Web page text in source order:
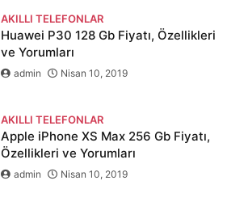
AKILLI TELEFONLAR
Huawei P30 128 Gb Fiyatı, Özellikleri
ve Yorumları
admin Nisan 10, 2019
AKILLI TELEFONLAR
Apple iPhone XS Max 256 Gb Fiyatı,
Özellikleri ve Yorumları
admin Nisan 10, 2019